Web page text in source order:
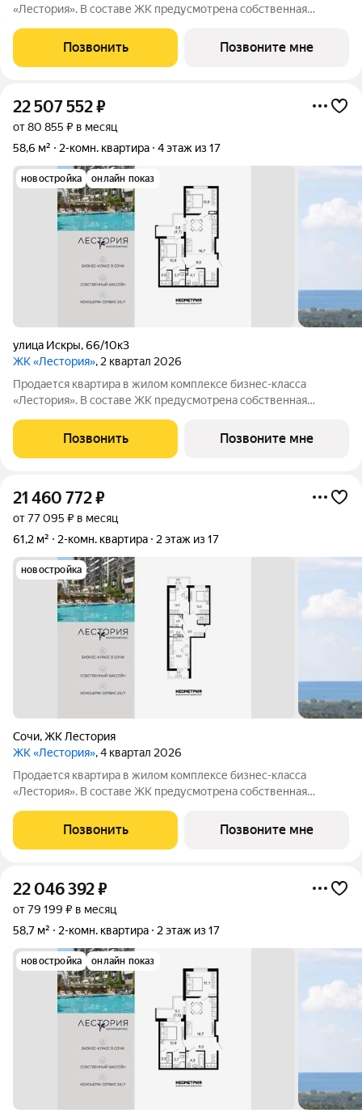
«Лестория». В составе ЖК предусмотрена собственная
подогреваемыми бассейнами, что соответствуют стандартам
бизнес-класса. Аквазона объединяет взрослый и
Позвонить Позвоните мне
22 507 552₽
от 80 855 ₽ в месяц
58,6 м²
2-комн. квартира 4 этаж из 17
новостройка онлайн показ
улица Искры,66/10к3
ЖК «Лестория», 2 квартал 2026
Продается квартира в жилом комплексе бизнес-класса
«Лестория». В составе ЖК предусмотрена собственная
подогреваемыми бассейнами, что соответствуют стандартам
бизнес-класса. Аквазона объединяет взрослый и
Позвонить Позвоните мне
21 460 772₽
от 77 095 ₽ в месяц
61,2 м²
2-комн. квартира 2 этаж из 17
новостройка
Сочи,ЖК Лестория
ЖК «Лестория», 4 квартал 2026
Продается квартира в жилом комплексе бизнес-класса
«Лестория». В составе ЖК предусмотрена собственная
подогреваемыми бассейнами, что соответствуют стандартам
бизнес-класса. Аквазона объединяет взрослый и
Позвонить Позвоните мне
22 046 392₽
от 79 199 ₽ в месяц
58,7 м²
2-комн. квартира 2 этаж из 17
новостройка онлайн показ